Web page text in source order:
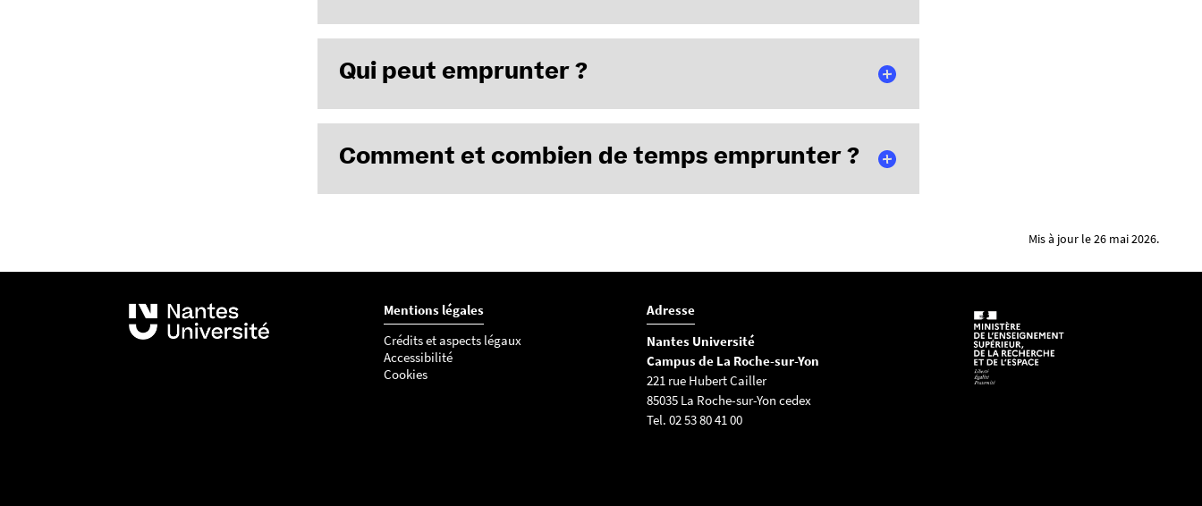
Directement en BU aux heures d'ouverture
En ligne : sur nantilus(tapez BOBUN dans l’espace de recherche)
Télécharger le catalogue Outillages en PDF
Qui peut emprunter ?
Service gratuit. Tous les lecteurs inscrits dans les BU de Nantes Université ont accès à BOBUN.
Comment et combien de temps emprunter ?
semaine, un mois ou une année universitaire.
Mis à jour le 26 mai 2026.
Mentions légales
Crédits et aspects légaux
Accessibilité
Cookies
Adresse
Nantes Université
Campus de La Roche-sur-Yon
221 rue Hubert Cailler
85035 La Roche-sur-Yon cedex
Tel. 02 53 80 41 00